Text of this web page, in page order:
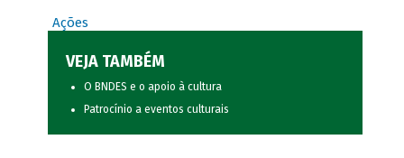
Ações
VEJA TAMBÉM
O BNDES e o apoio à cultura
Patrocínio a eventos culturais